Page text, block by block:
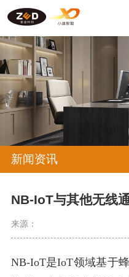
新闻资讯
NB-IoT与其他无线
来源：
NB-IoT是IoT领域基于